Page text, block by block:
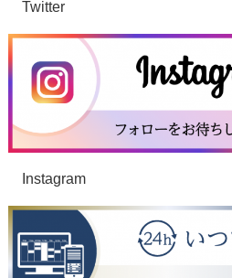
Twitter
Instagram